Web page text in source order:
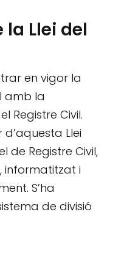
Llei del
en vigor la
amb la
Registre Civil.
Llei
de Registre Civil,
informatitzat i
S’ha
de divisió